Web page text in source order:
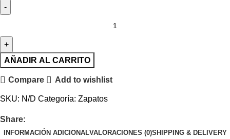
AÑADIR AL CARRITO
Compare Add to wishlist
SKU: N/D Categoría: Zapatos
Share:
INFORMACIÓN ADICIONALVALORACIONES (0)SHIPPING & DELIVERY